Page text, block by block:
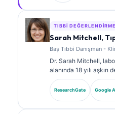
laboratuvar tanılarına
yapmıştır.
TIBBI
Sarah Mitchell,
Baş Tıbbi Danışman -
Dr. Sarah Mitchell,
alanında 18 yılı aşkın
klinik patologdur.
sertifikalarına sahiptir
biyobelirteç panelleri
ResearchGate Google